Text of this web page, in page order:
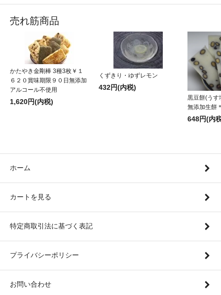
売れ筋商品
かたやき金剛棒 3種3枚￥１
６２０賞味期限９０日無添加
アルコール不使用
1,620円(内税)
くずきり・ゆずレモン
432円(内税)
黒豆餅(うす
無添加生餅
648円(内
ホーム
カートを見る
特定商取引法に基づく表記
プライバシーポリシー
お問い合わせ